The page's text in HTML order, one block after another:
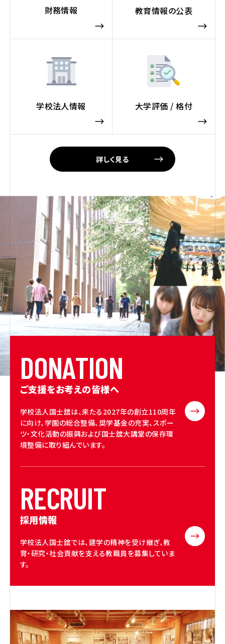
財務情報 教育情報の公表
学校法人情報 大学評価 / 格付
詳しく見る
DONATION
ご支援をお考えの皆様へ
学校法人国士舘は、来たる2027年の創立110周年
に向け、学園の総合整備、奨学基金の充実、スポー
ツ・文化活動の振興および国士舘大講堂の保存環
境整備に取り組んでいます。
RECRUIT
採用情報
学校法人国士舘では、建学の精神を受け継ぎ、教
育・研究・社会貢献を支える教職員を募集していま
す。